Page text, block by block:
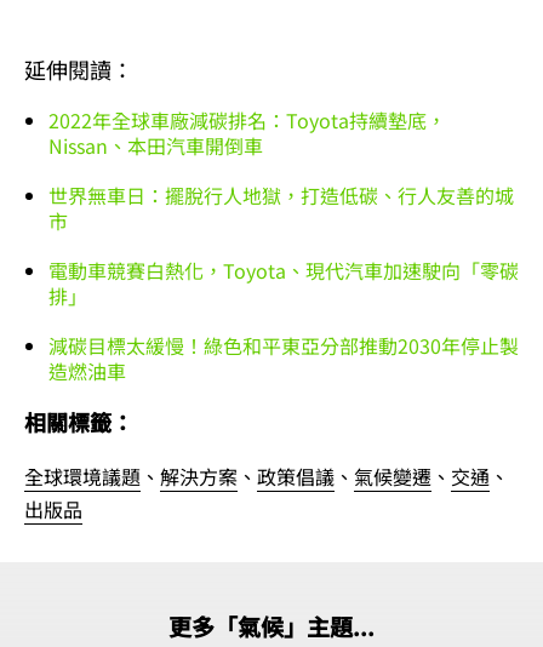
延伸閱讀：
2022年全球車廠減碳排名：Toyota持續墊底，
Nissan、本田汽車開倒車
世界無車日：擺脫行人地獄，打造低碳、行人友善的城
市
電動車競賽白熱化，Toyota、現代汽車加速駛向「零碳
排」
減碳目標太緩慢！綠色和平東亞分部推動2030年停止製
造燃油車
相關標籤：
全球環境議題 、 解決方案 、 政策倡議 、 氣候變遷 、 交通 、
出版品
更多「氣候」主題...